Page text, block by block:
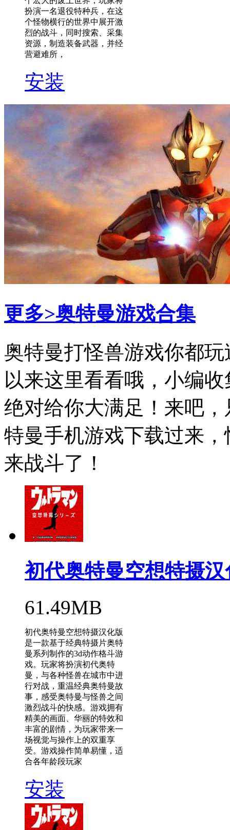
扮演一名退役特种兵，在这
个怪物横行的世界中展开激
烈的战斗，同时搜索、采集
资源，制造装备武器，并经
营避难所，
安装
更多>奥特曼游戏合集
奥特曼打怪兽游戏你都
以来这里看看哦，小编
绝对给你大满足！来吧
特曼手机游戏下载过来
来战斗了！
初代奥特曼空想特摄
61.49MB
初代奥特曼空想特摄汉化版
是一款基于经典特摄片奥特
曼系列制作的3d动作格斗游
戏。玩家将扮演初代奥特
曼，与各种怪兽在城市中进
行对战，重温经典奥特曼故
事，感受奥特曼与怪兽之间
激烈战斗的快感。游戏拥有
精美的画面、华丽的特效和
丰富的剧情，为玩家带来一
场视觉与操作上的双重享
受。游戏操作简单易懂，适
合各年龄段玩家
安装